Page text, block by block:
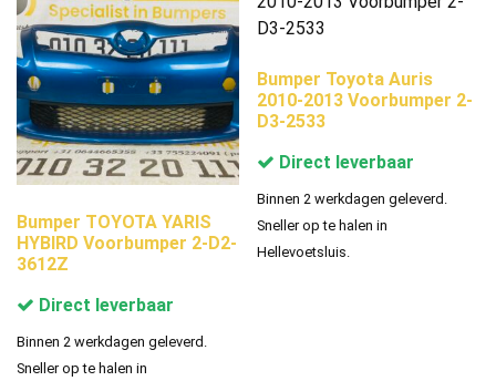
Bumper TOYOTA YARIS
HYBIRD Voorbumper 2-D2-
3612Z
Direct leverbaar
Binnen 2 werkdagen geleverd.
Sneller op te halen in
Bumper Toyota Auris
2010-2013 Voorbumper 2-
D3-2533
Direct leverbaar
Binnen 2 werkdagen geleverd.
Sneller op te halen in
Hellevoetsluis.